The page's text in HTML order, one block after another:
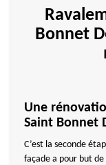
Bonnet
Une
Saint Bonnet
C’est la seconde
façade a pour but de